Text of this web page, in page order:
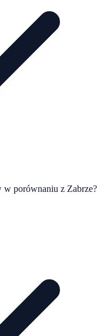
porównaniu z Zabrze?